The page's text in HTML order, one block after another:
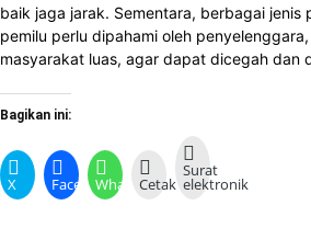
baik jaga jarak. Sementara, berbagai jenis
pemilu perlu dipahami oleh
masyarakat luas, agar dapat dicegah dan
Bagikan ini:
X FacebookWhatsApp
Cetak
Surat
elektronik